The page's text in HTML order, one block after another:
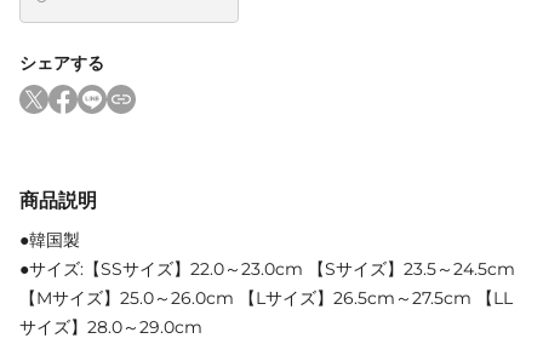
シェアする
商品説明
●韓国製
●サイズ:【SSサイズ】22.0～23.0cm 【Sサイズ】23.5～24.5cm
【Mサイズ】25.0～26.0cm 【Lサイズ】26.5cm～27.5cm 【LL
サイズ】28.0～29.0cm